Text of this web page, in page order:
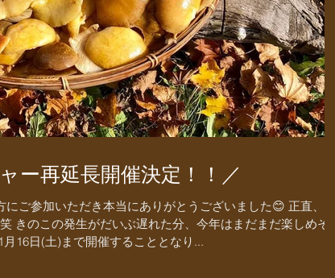
ー再延長開催決定！！／
ご参加いただき本当にありがとうございました😊 正直、今
きのこの発生がだいぶ遅れた分、今年はまだまだ楽しめそう
16日(土)まで開催することとなり...